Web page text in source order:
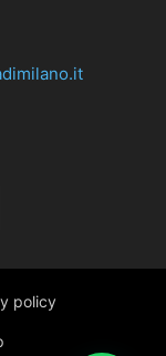
policy